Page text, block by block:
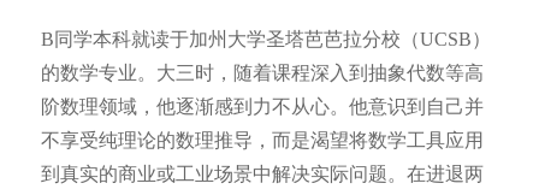
B同学本科就读于加州大学圣塔芭芭拉分校（UCSB）
的数学专业。大三时，随着课程深入到抽象代数等高
阶数理领域，他逐渐感到力不从心。他意识到自己并
不享受纯理论的数理推导，而是渴望将数学工具应用
到真实的商业或工业场景中解决实际问题。在进退两